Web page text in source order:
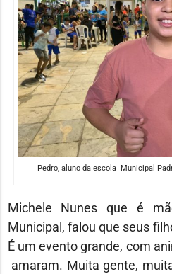
Pedro, aluno da escola Municipal
Michele Nunes que é
Municipal, falou que seus
É um evento grande, com
amaram. Muita gente,